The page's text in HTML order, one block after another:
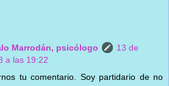
Marrodán, psicólogo
13 de
a las 19:22
tu comentario. Soy partidario de no